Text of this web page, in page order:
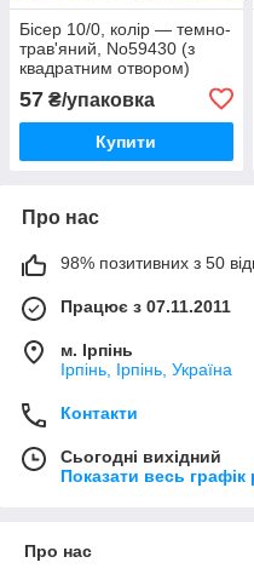
Бісер 10/0, колір — темно-
трав'яний, No59430 (з
квадратним отвором)
57 ₴/упаковка
Купити
Про нас
98% позитивних з 50
Працює з 07.11.2011
м. Ірпінь
Ірпінь, Ірпінь, Україна
Контакти
Сьогодні вихідний
Показати весь графік
Про нас